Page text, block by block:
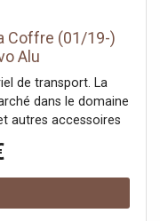
Coffre (01/19-)
Alu
de transport. La
dans le domaine
autres accessoires
Thule et vous
long de l'année.